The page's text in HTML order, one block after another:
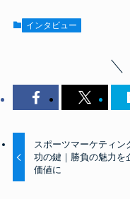
インタビュー
スポーツマーケティン
功の鍵｜勝負の魅力を
価値に